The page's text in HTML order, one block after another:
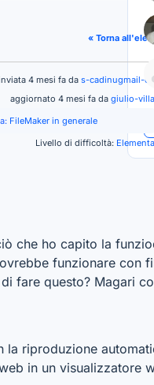
« Torna
4 mesi fa da s-cadinugmail-
aggiornato 4 mesi fa da giulio-
FileMaker in generale
Livello di difficoltà:
che ho capito la
funzionare con
fare questo? Magari
riproduzione
in un visualizzatore